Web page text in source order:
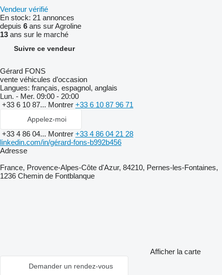
Vendeur vérifié
En stock: 21 annonces
depuis 6 ans sur Agroline
13 ans sur le marché
Suivre ce vendeur
Gérard FONS
vente véhicules d’occasion
Langues: français, espagnol, anglais
Lun. - Mer. 09:00 - 20:00
+33 6 10 87... Montrer +33 6 10 87 96 71
Appelez-moi
+33 4 86 04... Montrer +33 4 86 04 21 28
linkedin.com/in/gérard-fons-b992b456
Adresse
France, Provence-Alpes-Côte d'Azur, 84210, Pernes-les-Fontaines,
1236 Chemin de Fontblanque
Afficher la carte
Demander un rendez-vous